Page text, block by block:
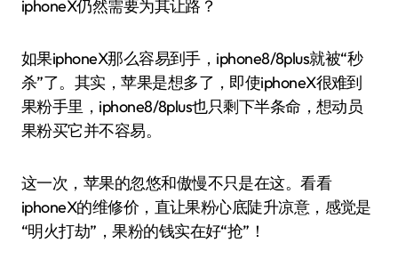
iphoneX仍然需要为其让路？
如果iphoneX那么容易到手，iphone8/8plus就被“秒
杀”了。其实，苹果是想多了，即使iphoneX很难到
果粉手里，iphone8/8plus也只剩下半条命，想动员
果粉买它并不容易。
这一次，苹果的忽悠和傲慢不只是在这。看看
iphoneX的维修价，直让果粉心底陡升凉意，感觉是
“明火打劫”，果粉的钱实在好“抢”！